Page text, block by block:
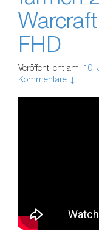
FHD
Veröffentlicht am: 10.
Kommentare ↓